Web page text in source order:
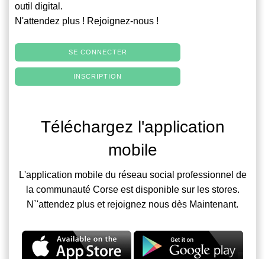
outil digital.
N'attendez plus ! Rejoignez-nous !
SE CONNECTER
INSCRIPTION
Téléchargez l'application
mobile
L'application mobile du réseau social professionnel de
la communauté Corse est disponible sur les stores.
N`'attendez plus et rejoignez nous dès Maintenant.